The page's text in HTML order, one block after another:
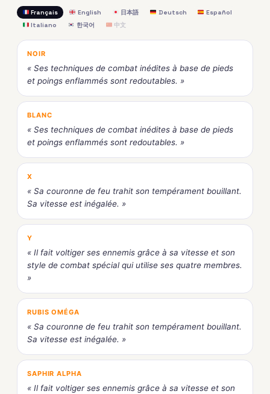
Français English 日本語 Deutsch
Español
Italiano
한국어 中文
NOIR
« Ses techniques de combat inédites à base de pieds
et poings enflammés sont redoutables. »
BLANC
« Ses techniques de combat inédites à base de pieds
et poings enflammés sont redoutables. »
X
« Sa couronne de feu trahit son tempérament bouillant.
Sa vitesse est inégalée. »
Y
« Il fait voltiger ses ennemis grâce à sa vitesse et son
style de combat spécial qui utilise ses quatre membres.
»
RUBIS OMÉGA
« Sa couronne de feu trahit son tempérament bouillant.
Sa vitesse est inégalée. »
SAPHIR ALPHA
« Il fait voltiger ses ennemis grâce à sa vitesse et son